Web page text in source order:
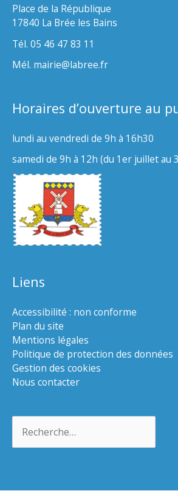
Place de la République
17840 La Brée les Bains
Tél. 05 46 47 83 11
Mél. mairie@labree.fr
Horaires d’ouverture au
lundi au vendredi de 9h à 16h30
samedi de 9h à 12h (du 1er juillet au
Liens
Accessibilité : non conforme
Plan du site
Mentions légales
Politique de protection des données
Gestion des cookies
Nous contacter